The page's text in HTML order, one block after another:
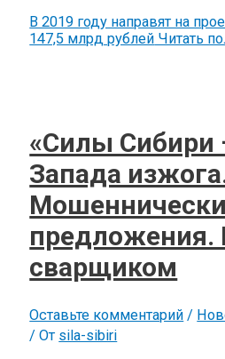
В 2019 году направят на
147,5 млрд рублей Читать
«Силы Сибири
Запада
предложения.
сварщиком
Оставьте комментарий /
/ От sila-sibiri